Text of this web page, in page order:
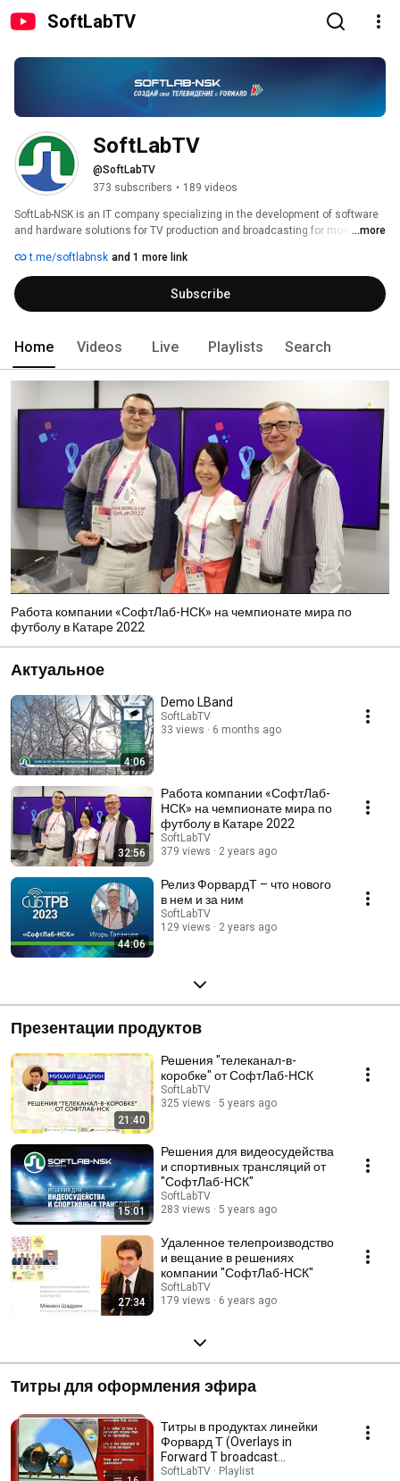
SoftLabTV
SoftLabTV
@SoftLabTV
373 subscribers • 189 videos
SoftLab-NSK is an IT company specializing in the development of software
and hardware solutions for TV production and broadcasting for more than
television stations in Russia and in more than thirty other countries.
...more
t.me/softlabnsk and 1 more link
Subscribe
Home Videos Live Playlists Search
Работа компании «СофтЛаб-НСК» на чемпионате мира по
футболу в Катаре 2022
Актуальное
4:06
Demo LBand
SoftLabTV
33 views
6 months ago
32:56
Работа компании «СофтЛаб-
НСК» на чемпионате мира по
футболу в Катаре 2022
SoftLabTV
379 views
2 years ago
44:06
Релиз ФорвардТ – что нового
в нем и за ним
SoftLabTV
129 views
2 years ago
Презентации продуктов
21:40
Решения "телеканал-в-
коробке" от СофтЛаб-НСК
SoftLabTV
325 views
5 years ago
15:01
Решения для видеосудейства
и спортивных трансляций от
"СофтЛаб-НСК"
SoftLabTV
283 views
5 years ago
27:34
Удаленное телепроизводство
и вещание в решениях
компании "СофтЛаб-НСК"
SoftLabTV
179 views
6 years ago
Титры для оформления эфира
Титры в продуктах линейки
Форвард Т (Overlays in
Forward T broadcast
automation systems)
SoftLabTV · Playlist